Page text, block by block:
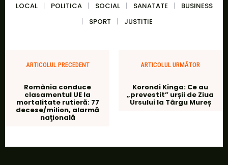
LOCAL POLITICA SOCIAL SANATATE
BUSINESS
SPORT
JUSTITIE
ARTICOLUL PRECEDENT
România conduce
clasamentul UE la
mortalitate rutieră: 77
decese/milion, alarmă
naţională
ARTICOLUL URMĂTOR
Korondi Kinga: Ce au
„prevestit” urșii de Ziua
Ursului la Târgu Mureș